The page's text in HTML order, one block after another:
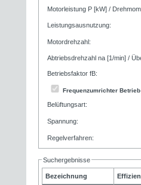
Leistungsausnutzung:
Motordrehzahl:
Abtriebsdrehzahl na [1/min] /
Betriebsfaktor fB:
Frequenzumrichter Betrieb
Belüftungsart:
Spannung:
Regelverfahren:
Suchergebnisse
Bezeichnung